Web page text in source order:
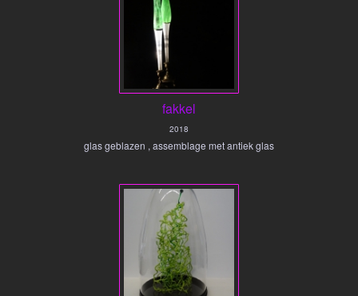
fakkel
2018
glas geblazen , assemblage met antiek glas